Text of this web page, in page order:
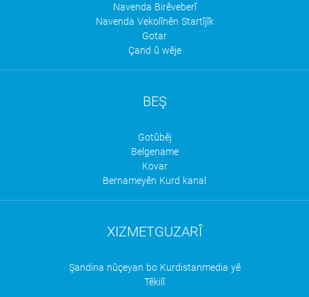
Navenda Birêveberî
Navenda Vekolînên Startîjîk
Gotar
Çand û wêje
BEŞ
Gotûbêj
Belgename
Kovar
Bernameyên Kurd kanal
XIZMETGUZARÎ
Şandina nûçeyan bo Kurdistanmedia yê
Têkilî